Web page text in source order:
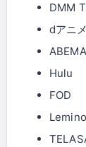
DMM
dアニ
Hulu
FOD
Lemino